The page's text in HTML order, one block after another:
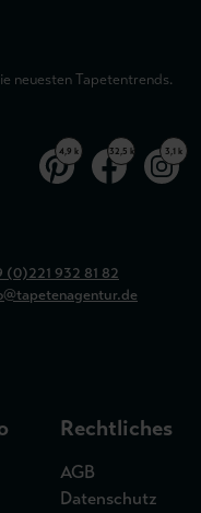
neuesten Tapetentrends.
4,9 k 32,5 k 3,1 k
(0)221 932 81 82
Rechtliches
AGB
Datenschutz